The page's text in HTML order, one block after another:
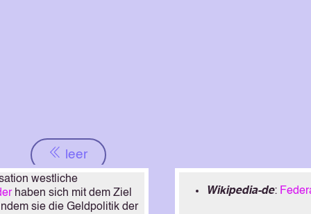
leer
westliche
haben sich mit dem Ziel
sie die Geldpolitik der
Wikipedia-de: